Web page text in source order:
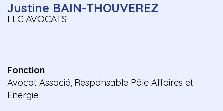
Justine BAIN-THOUVEREZ
LLC AVOCATS
Fonction
Avocat Associé, Responsable Pôle Affaires et
Energie